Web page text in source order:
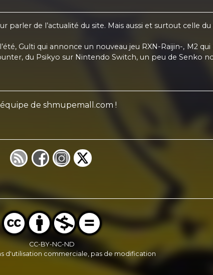
parler de l’actualité du site. Mais aussi et surtout celle
Gulti qui annonce un nouveau jeu RXN-Raijin-, M2
du Psikyo sur Nintendo Switch, un peu de Senko
de shmupemall.com !
CC-BY-NC-ND
d'utilisation commerciale, pas de modification